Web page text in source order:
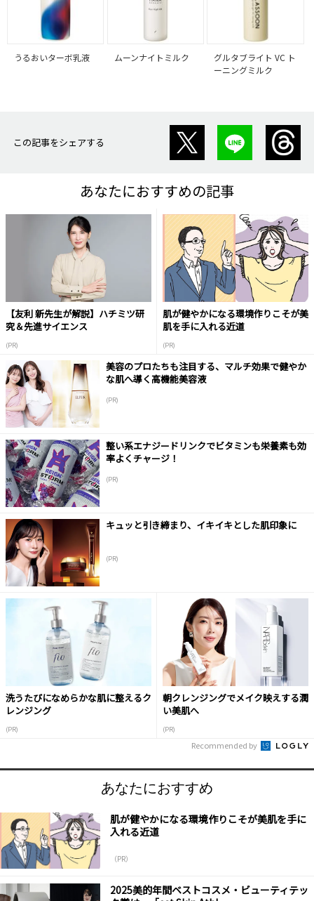
うるおいターボ乳液 ムーンナイトミルク
グルタブライト VC ト
ーニングミルク
この記事をシェアする
あなたにおすすめの記事
【友利 新先生が解説】ハチミツ研
究＆先進サイエンス
(PR)
肌が健やかになる環境作りこそが美
肌を手に入れる近道
(PR)
美容のプロたちも注目する、マルチ効果で健やか
な肌へ導く高機能美容液
(PR)
整い系エナジードリンクでビタミンも栄養素も効
率よくチャージ！
(PR)
キュッと引き締まり、イキイキとした肌印象に
(PR)
洗うたびになめらかな肌に整えるク
レンジング
(PR)
朝クレンジングでメイク映えする潤
い美肌へ
(PR)
Recommended by
あなたにおすすめ
肌が健やかになる環境作りこそが美肌を手に
入れる近道
（PR）
2025美的年間ベストコスメ・ビューティテッ